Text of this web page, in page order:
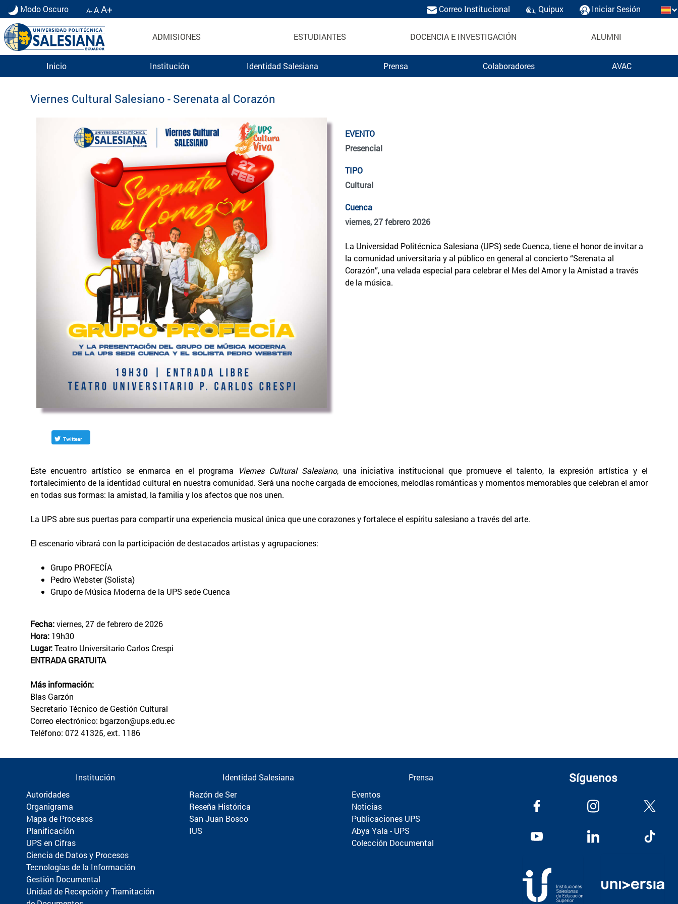
Modo Oscuro A-AA+ Correo Institucional Quipux Iniciar Sesión
ADMISIONES ESTUDIANTES DOCENCIA E INVESTIGACIÓN ALUMNI
Inicio Institución Identidad Salesiana Prensa Colaboradores AVAC
Eventos UPS
Viernes Cultural Salesiano - Serenata al Corazón
Twittear
EVENTO
Presencial
TIPO
Cultural
Cuenca
viernes, 27 febrero 2026
La Universidad Politécnica Salesiana (UPS) sede Cuenca, tiene el honor de invitar a
la comunidad universitaria y al público en general al concierto “Serenata al
Corazón”, una velada especial para celebrar el Mes del Amor y la Amistad a través
de la música.
Este encuentro artístico se enmarca en el programa Viernes Cultural Salesiano, una iniciativa institucional que promueve el talento, la expresión artística y el
fortalecimiento de la identidad cultural en nuestra comunidad. Será una noche cargada de emociones, melodías románticas y momentos memorables que celebran el amor
en todas sus formas: la amistad, la familia y los afectos que nos unen.
La UPS abre sus puertas para compartir una experiencia musical única que une corazones y fortalece el espíritu salesiano a través del arte.
El escenario vibrará con la participación de destacados artistas y agrupaciones:
Grupo PROFECÍA
Pedro Webster (Solista)
Grupo de Música Moderna de la UPS sede Cuenca
Fecha:viernes, 27 de febrero de 2026
Hora: 19h30
Lugar:Teatro Universitario Carlos Crespi
ENTRADA GRATUITA
Más información:
Blas Garzón
Secretario Técnico de Gestión Cultural
Correo electrónico: bgarzon@ups.edu.ec
Teléfono: 072 41325, ext. 1186
Institución
Autoridades
Organigrama
Mapa de Procesos
Planificación
UPS en Cifras
Ciencia de Datos y Procesos
Tecnologías de la Información
Gestión Documental
Unidad de Recepción y Tramitación
Identidad Salesiana
Razón de Ser
Reseña Histórica
San Juan Bosco
IUS
Prensa
Eventos
Noticias
Publicaciones UPS
Abya Yala - UPS
Colección Documental
Síguenos